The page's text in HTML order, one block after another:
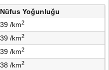
Nüfus Yoğunluğu
39 /km2
39 /km2
39 /km2
38 /km2